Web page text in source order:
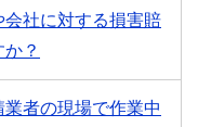
社に対する損害賠
？
者の現場で作業中